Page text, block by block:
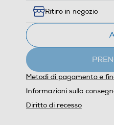
Ritiro in negozio
Metodi di pagamento e
Informazioni sulla
Diritto di recesso